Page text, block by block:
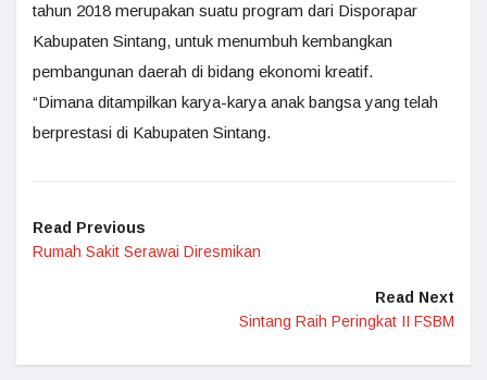
tahun 2018 merupakan suatu program dari Disporapar
Kabupaten Sintang, untuk menumbuh kembangkan
pembangunan daerah di bidang ekonomi kreatif.
“Dimana ditampilkan karya-karya anak bangsa yang telah
berprestasi di Kabupaten Sintang.
Read Previous
Rumah Sakit Serawai Diresmikan
Read Next
Sintang Raih Peringkat II FSBM